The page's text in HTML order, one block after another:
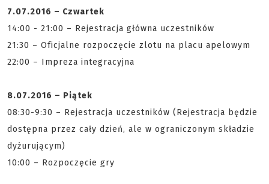
7.07.2016 – Czwartek
14:00 - 21:00 – Rejestracja główna uczestników
21:30 – Oficjalne rozpoczęcie zlotu na placu apelowym
22:00 – Impreza integracyjna
8.07.2016 – Piątek
08:30-9:30 – Rejestracja uczestników (Rejestracja będzie
dostępna przez cały dzień, ale w ograniczonym składzie
dyżurującym)
10:00 – Rozpoczęcie gry